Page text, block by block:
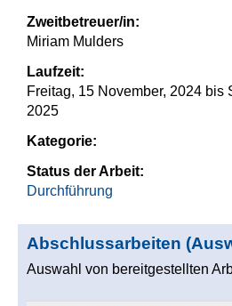
Zweitbetreuer/in:
Miriam Mulders
Laufzeit:
Freitag, 15 November, 2024 bis
2025
Kategorie:
Status der Arbeit:
Durchführung
Abschlussarbeiten
Auswahl von bereitgestellten